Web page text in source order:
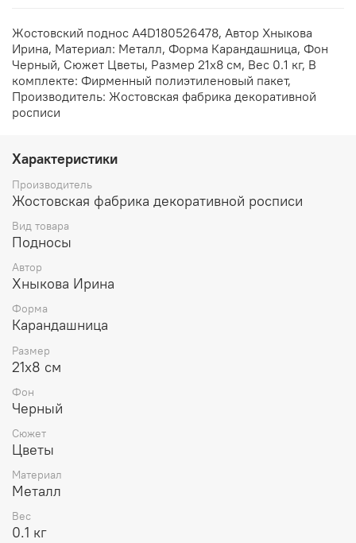
Жостовский поднос A4D180526478, Автор Хныкова
Ирина, Материал: Металл, Форма Карандашница, Фон
Черный, Сюжет Цветы, Размер 21х8 см, Вес 0.1 кг, В
комплекте: Фирменный полиэтиленовый пакет,
Производитель: Жостовская фабрика декоративной
росписи
Характеристики
Производитель
Жостовская фабрика декоративной росписи
Вид товара
Подносы
Автор
Хныкова Ирина
Форма
Карандашница
Размер
21х8 см
Фон
Черный
Сюжет
Цветы
Материал
Металл
Вес
0.1 кг